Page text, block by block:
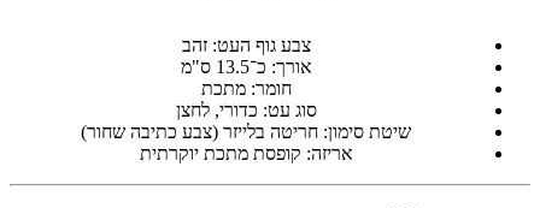
צבע גוף העט: זהב
אורך: כ־13.5 ס"מ
חומר: מתכת
סוג עט: כדורי, לחצן
שיטת סימון: חריטה בלייזר (צבע כתיבה שחור)
אריזה: קופסת מתכת יוקרתית